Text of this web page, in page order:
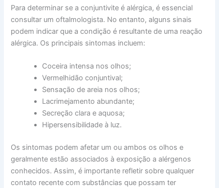
Para determinar se a conjuntivite é alérgica, é essencial
consultar um oftalmologista. No entanto, alguns sinais
podem indicar que a condição é resultante de uma reação
alérgica. Os principais sintomas incluem:
Coceira intensa nos olhos;
Vermelhidão conjuntival;
Sensação de areia nos olhos;
Lacrimejamento abundante;
Secreção clara e aquosa;
Hipersensibilidade à luz.
Os sintomas podem afetar um ou ambos os olhos e
geralmente estão associados à exposição a alérgenos
conhecidos. Assim, é importante refletir sobre qualquer
contato recente com substâncias que possam ter